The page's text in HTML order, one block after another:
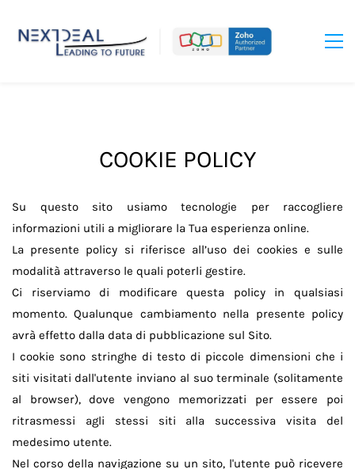
COOKIE POLICY
Su questo sito usiamo tecnologie per raccogliere
informazioni utili a migliorare la Tua esperienza online.
La presente policy si riferisce all’uso dei cookies e sulle
modalità attraverso le quali poterli gestire.
Ci riserviamo di modificare questa policy in qualsiasi
momento. Qualunque cambiamento nella presente policy
avrà effetto dalla data di pubblicazione sul Sito.
I cookie sono stringhe di testo di piccole dimensioni che i
siti visitati dall'utente inviano al suo terminale (solitamente
al browser), dove vengono memorizzati per essere poi
ritrasmessi agli stessi siti alla successiva visita del
medesimo utente.
Nel corso della navigazione su un sito, l'utente può ricevere